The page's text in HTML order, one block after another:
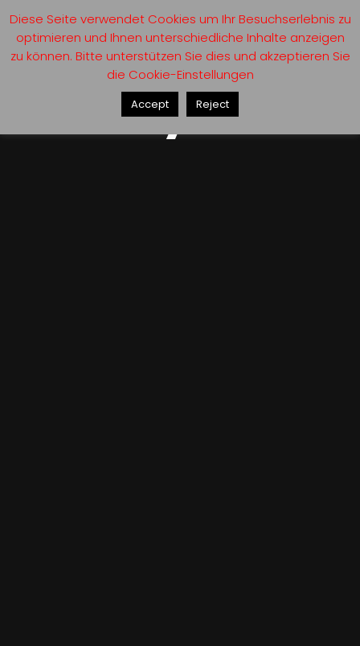
Gallery
Diese Seite verwendet Cookies um Ihr Besuchserlebnis zu
optimieren und Ihnen unterschiedliche Inhalte anzeigen
zu können. Bitte unterstützen Sie dies und akzeptieren Sie
die Cookie-Einstellungen
Accept Reject